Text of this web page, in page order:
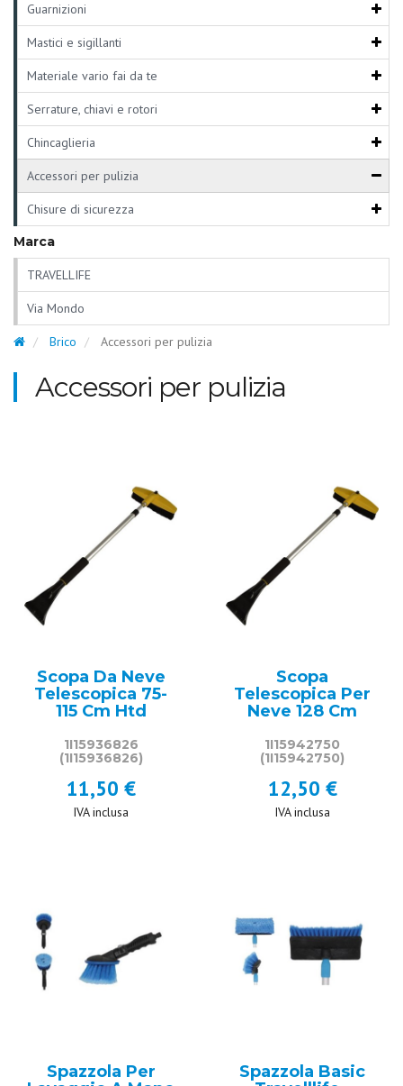
Guarnizioni
Mastici e sigillanti
Materiale vario fai da te
Serrature, chiavi e rotori
Chincaglieria
Accessori per pulizia
Chisure di sicurezza
Marca
TRAVELLIFE
Via Mondo
Brico Accessori per pulizia
Accessori per pulizia
Scopa Da Neve
Telescopica 75-
115 Cm Htd
1I15936826
(1I15936826)
11,50 €
IVA inclusa
Scopa
Telescopica Per
Neve 128 Cm
1I15942750
(1I15942750)
12,50 €
IVA inclusa
Spazzola Per
Spazzola Basic